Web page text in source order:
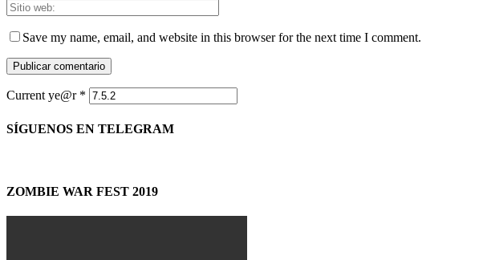
Save my name, email, and website in this browser for the next time I comment.
Current ye@r *
SÍGUENOS EN TELEGRAM
ZOMBIE WAR FEST 2019